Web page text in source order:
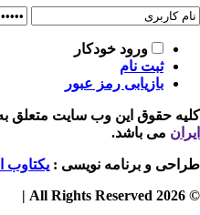
ورود خودکار
ثبت نام
بازیابی رمز عبور
حقوق این وب سایت متعلق به
می باشد.
و برنامه نویسی : یکتاوب
©